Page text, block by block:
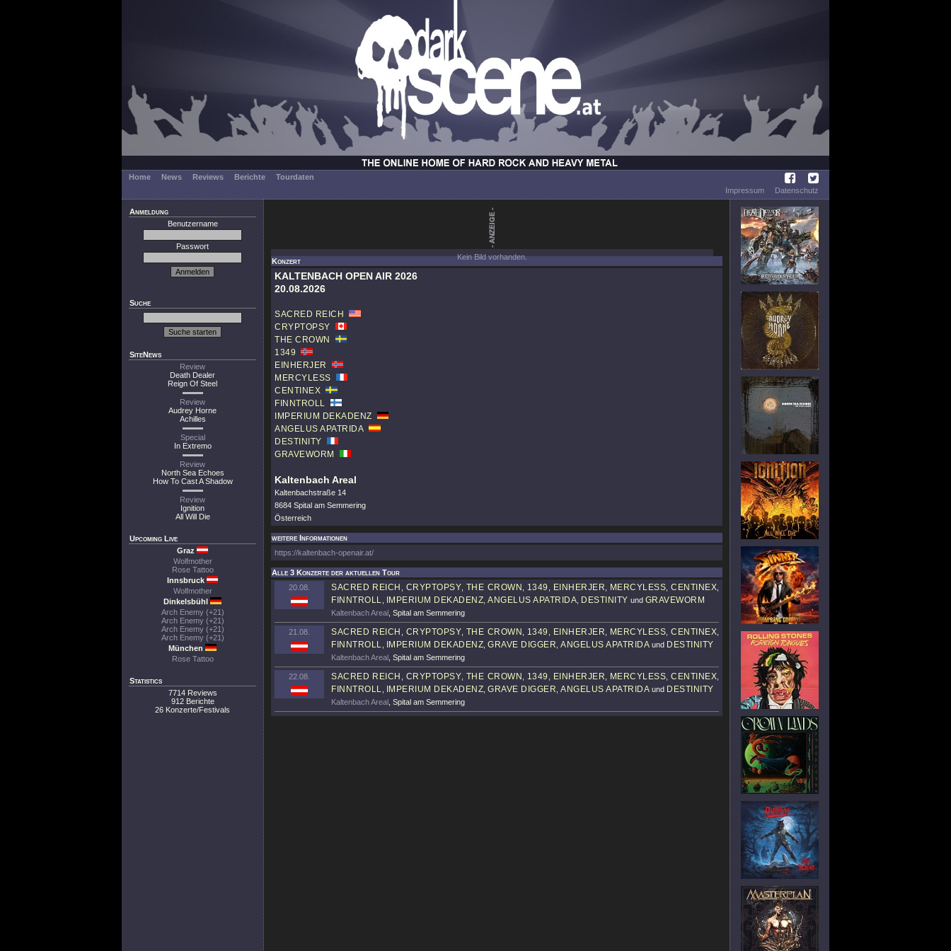
Home News Reviews Berichte
Tourdaten
Impressum
Datenschutz
Anmeldung
Benutzername
Passwort
Suche
SiteNews
Review
Death Dealer
Reign Of Steel
Review
Audrey Horne
Achilles
Special
In Extremo
Review
North Sea Echoes
How To Cast A Shadow
Review
Ignition
All Will Die
Upcoming Live
Graz
Wolfmother
Rose Tattoo
Innsbruck
Wolfmother
Dinkelsbühl
Arch Enemy (+21)
Arch Enemy (+21)
Arch Enemy (+21)
Arch Enemy (+21)
München
Rose Tattoo
Statistics
7714 Reviews
912 Berichte
26 Konzerte/Festivals
Kein Bild vorhanden.
Konzert
KALTENBACH OPEN AIR 2026
20.08.2026
SACRED REICH
CRYPTOPSY
THE CROWN
1349
EINHERJER
MERCYLESS
CENTINEX
FINNTROLL
IMPERIUM DEKADENZ
ANGELUS APATRIDA
DESTINITY
GRAVEWORM
Kaltenbach Areal
Kaltenbachstraße 14
8684 Spital am Semmering
Österreich
weitere Informationen
https://kaltenbach-openair.at/
Alle 3 Konzerte der aktuellen Tour
20.08.
SACRED REICH CRYPTOPSY THE CROWN 1349 EINHERJER MERCYLESS CENTINEX
FINNTROLL IMPERIUM DEKADENZ ANGELUS APATRIDA DESTINITY und GRAVEWORM
Kaltenbach Areal , Spital am Semmering
21.08. SACRED REICH CRYPTOPSY THE CROWN 1349 EINHERJER MERCYLESS CENTINEX
FINNTROLL IMPERIUM DEKADENZ GRAVE DIGGER ANGELUS APATRIDA und DESTINITY
Kaltenbach Areal , Spital am Semmering
22.08. SACRED REICH CRYPTOPSY THE CROWN 1349 EINHERJER MERCYLESS CENTINEX
FINNTROLL IMPERIUM DEKADENZ GRAVE DIGGER ANGELUS APATRIDA und DESTINITY
Kaltenbach Areal , Spital am Semmering